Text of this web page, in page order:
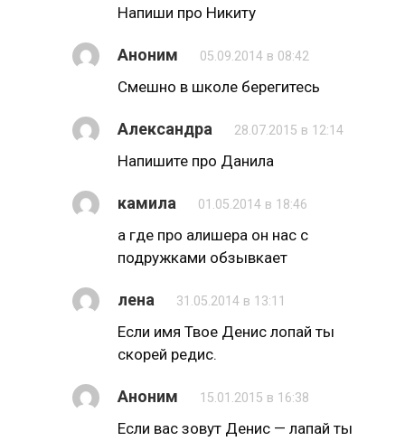
Напиши про Никиту
Аноним 05.09.2014 в 08:42
Смешно в школе берегитесь
Александра 28.07.2015 в 12:14
Напишите про Данила
камила 01.05.2014 в 18:46
а где про алишера он нас с
подружками обзывкает
лена 31.05.2014 в 13:11
Если имя Твое Денис лопай ты
скорей редис.
Аноним 15.01.2015 в 16:38
Если вас зовут Денис — лапай ты